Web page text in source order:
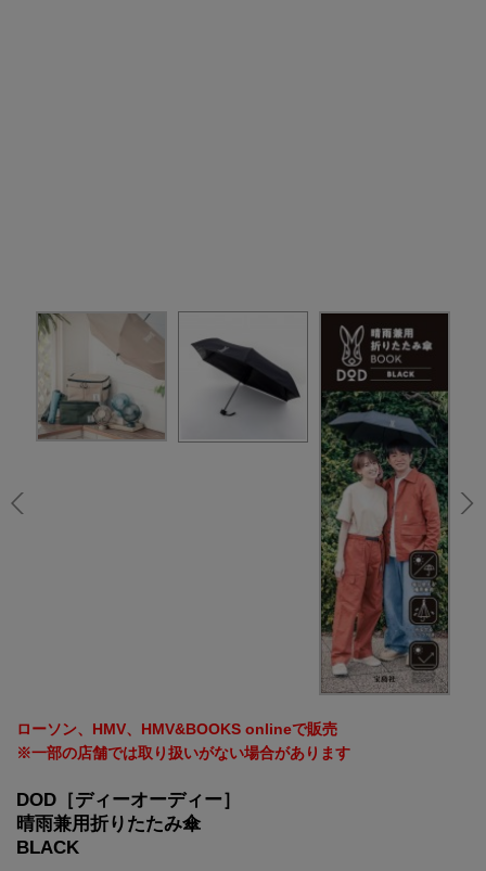
ローソン、HMV、HMV&BOOKS onlineで販売
※一部の店舗では取り扱いがない場合があります
DOD［ディーオーディー］
晴雨兼用折りたたみ傘
BLACK